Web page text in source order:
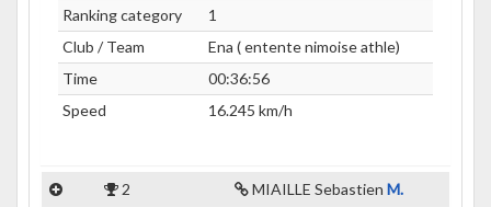
Ranking category
1
Club / Team
Ena ( entente nimoise athle)
Time
00:36:56
Speed
16.245 km/h
2 MIAILLE Sebastien M.